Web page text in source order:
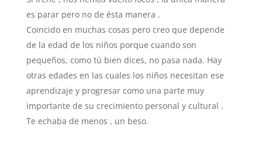
es parar pero no de ésta manera .
Coincido en muchas cosas pero creo que depende
de la edad de los niños porque cuando son
pequeños, como tú bien dices, no pasa nada. Hay
otras edades en las cuales los niños necesitan ese
aprendizaje y progresar como una parte muy
importante de su crecimiento personal y cultural .
Te echaba de menos , un beso.